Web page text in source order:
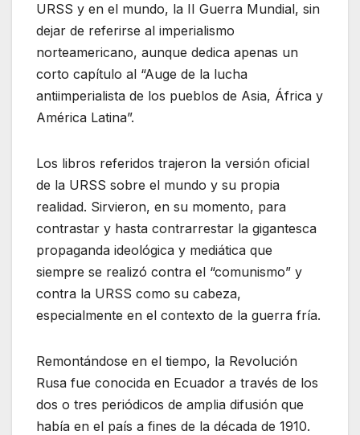
URSS y en el mundo, la II Guerra Mundial, sin
dejar de referirse al imperialismo
norteamericano, aunque dedica apenas un
corto capítulo al “Auge de la lucha
antiimperialista de los pueblos de Asia, África y
América Latina”.
Los libros referidos trajeron la versión oficial
de la URSS sobre el mundo y su propia
realidad. Sirvieron, en su momento, para
contrastar y hasta contrarrestar la gigantesca
propaganda ideológica y mediática que
siempre se realizó contra el “comunismo” y
contra la URSS como su cabeza,
especialmente en el contexto de la guerra fría.
Remontándose en el tiempo, la Revolución
Rusa fue conocida en Ecuador a través de los
dos o tres periódicos de amplia difusión que
había en el país a fines de la década de 1910.